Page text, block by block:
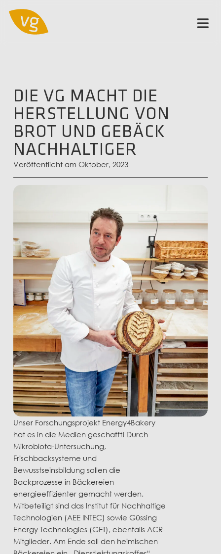
DIE VG MACHT DIE
HERSTELLUNG VON
BROT UND GEBÄCK
NACHHALTIGER
Veröffentlicht am Oktober, 2023
Unser Forschungsprojekt Energy4Bakery
hat es in die Medien geschafft! Durch
Mikrobiota-Untersuchung,
Frischbacksysteme und
Bewusstseinsbildung sollen die
Backprozesse in Bäckereien
energieeffizienter gemacht werden.
Mitbeteiligt sind das Institut für Nachhaltige
Technologien (AEE INTEC) sowie Güssing
Energy Technologies (GET), ebenfalls ACR-
Mitglieder. Am Ende soll den heimischen